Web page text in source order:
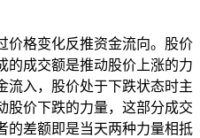
格变化反推资金流向。股价
的成交额是推动股价上涨的力
流入，股价处于下跌状态时主
股价下跌的力量，这部分成交
的差额即是当天两种力量相抵